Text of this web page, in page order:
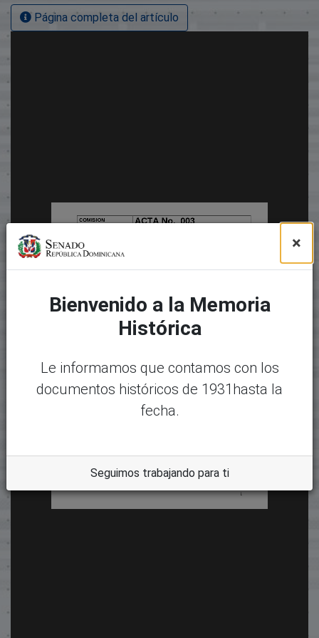
Página completa del artículo
×
Bienvenido a la Memoria
Histórica
Le informamos que contamos con los
documentos históricos de 1931hasta la
fecha.
Seguimos trabajando para ti